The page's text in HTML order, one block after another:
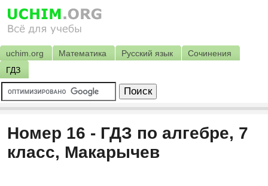
uchim.org Математика Русский язык
Сочинения
ГДЗ
Номер 16 - ГДЗ по алгебре, 7
класс, Макарычев